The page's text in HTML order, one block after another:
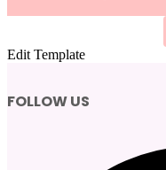
Edit Template
FOLLOW US